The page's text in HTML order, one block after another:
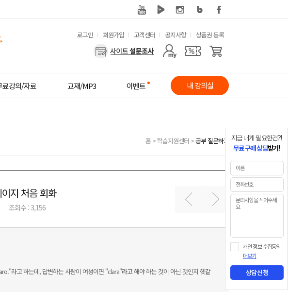
유
메
뉴
로그인 회원가입 고객센터 공지사항 상품권 등록
사
메
료강의/자료 교재/MP3 이벤트 내 강의실
홈 >학습지원센터 >공부 질문하기
지 처음 회화
조회수 : 3,156
라고 하는데, 답변하는 사람이 여성이면 "clara"라고 해야 하는 것이 아닌 것인지 헷갈
지금 내게 필요한건?!
무료 구매 상담받기!
개인 정보 수집동의
더보기
상담신청